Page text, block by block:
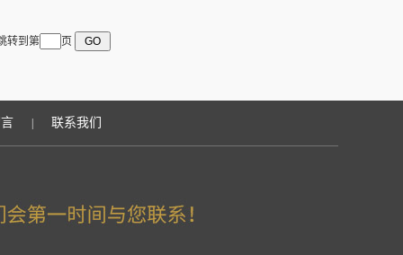
转到第 页
联系我们